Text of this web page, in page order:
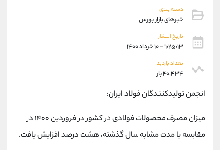
دسته بندی
خبرهای بازار بورس
تاریخ انتشار
۱۱:۲۵:۱۳ - ۱۰ خرداد ۱۴۰۰
تعداد بازدید
۴۰,۴۳۴ بار
انجمن تولیدکنندگان فولاد ایران:
میزان مصرف محصولات فولادی در کشور در فروردین ۱۴۰۰ در
مقایسه با مدت مشابه سال گذشته، هشت درصد افزایش یافت.
واتساپ
داخلی
اطلاعات تماس (دفتر فروش)
تلفن
90001030
اینستاگرام @alireza.mehrabii
کانال تلگرام @alirezamehrabi_com